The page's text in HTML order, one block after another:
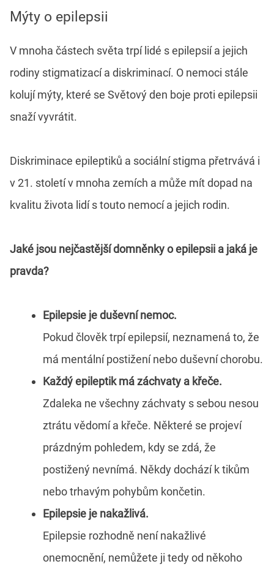
Mýty o epilepsii
V mnoha částech světa trpí lidé s epilepsií a jejich
rodiny stigmatizací a diskriminací. O nemoci stále
kolují mýty, které se Světový den boje proti epilepsii
snaží vyvrátit.
Diskriminace epileptiků a sociální stigma přetrvává i
v 21. století v mnoha zemích a může mít dopad na
kvalitu života lidí s touto nemocí a jejich rodin.
Jaké jsou nejčastější domněnky o epilepsii a jaká je
pravda?
Epilepsie je duševní nemoc.
Pokud člověk trpí epilepsií, neznamená to, že
má mentální postižení nebo duševní chorobu.
Každý epileptik má záchvaty a křeče.
Zdaleka ne všechny záchvaty s sebou nesou
ztrátu vědomí a křeče. Některé se projeví
prázdným pohledem, kdy se zdá, že
postižený nevnímá. Někdy dochází k tikům
nebo trhavým pohybům končetin.
Epilepsie je nakažlivá.
Epilepsie rozhodně není nakažlivé
onemocnění, nemůžete ji tedy od někoho